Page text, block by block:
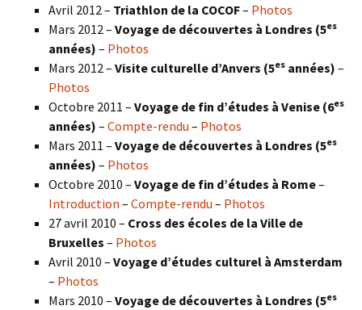
Avril 2012 – Triathlon de la COCOF– Photos
Mars 2012 – Voyage de découvertes à Londres (5es
années) – Photos
Mars 2012 – Visite culturelle d’Anvers (5es années) –
Photos
Octobre 2011 – Voyage de fin d’études à Venise (6es
années) – Compte-rendu – Photos
Mars 2011 – Voyage de découvertes à Londres (5es
années) – Photos
Octobre 2010 – Voyage de fin d’études à Rome–
Introduction – Compte-rendu – Photos
27 avril 2010 – Cross des écoles de la Ville de
Bruxelles – Photos
Avril 2010 – Voyage d’études culturel à Amsterdam
– Photos
Mars 2010 – Voyage de découvertes à Londres (5es